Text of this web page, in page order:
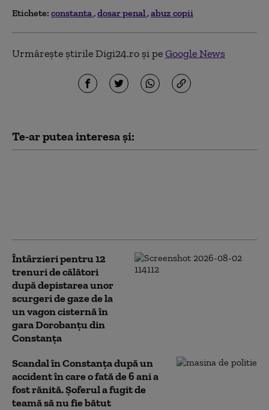
Etichete: constanta dosar penal abuz copii
Urmărește știrile Digi24.ro și peGoogle News
Te-ar putea interesa și:
Întârzieri pentru 12
trenuri de călători
după depistarea unor
scurgeri de gaze de la
un vagon cisternă în
gara Dorobanţu din
Constanța
Scandal în Constanța după un
accident în care o fată de 6 ani a
fost rănită. Şoferul a fugit de
teamă să nu fie bătut